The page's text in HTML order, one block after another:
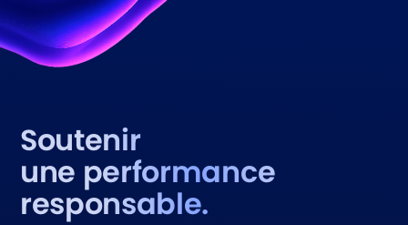
Soutenir
une performance
responsable.